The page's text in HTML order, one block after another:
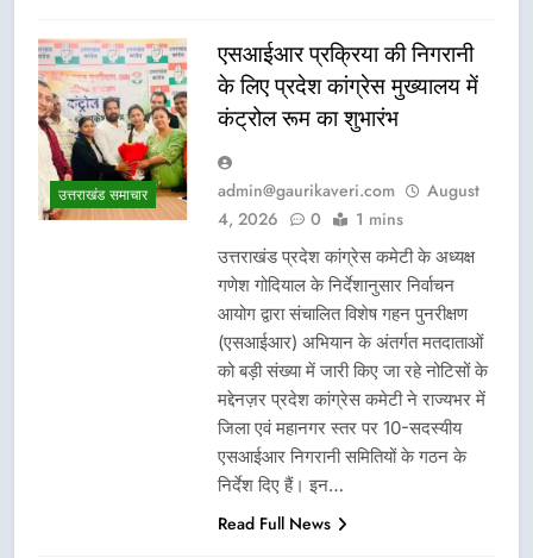
उत्तराखंड समाचार
एसआईआर प्रक्रिया की निगरानी
के लिए प्रदेश कांग्रेस मुख्यालय में
कंट्रोल रूम का शुभारंभ
admin@gaurikaveri.com
August
4, 2026
0 1 mins
उत्तराखंड प्रदेश कांग्रेस कमेटी के अध्यक्ष
गणेश गोदियाल के निर्देशानुसार निर्वाचन
आयोग द्वारा संचालित विशेष गहन पुनरीक्षण
(एसआईआर) अभियान के अंतर्गत मतदाताओं
को बड़ी संख्या में जारी किए जा रहे नोटिसों के
मद्देनज़र प्रदेश कांग्रेस कमेटी ने राज्यभर में
जिला एवं महानगर स्तर पर 10-सदस्यीय
एसआईआर निगरानी समितियों के गठन के
निर्देश दिए हैं। इन…
Read Full News